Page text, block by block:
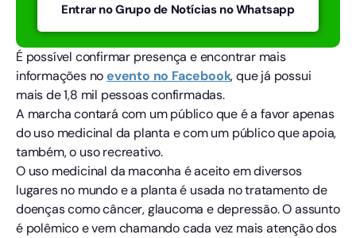
Entrar no Grupo de Notícias no Whatsapp
É possível confirmar presença e encontrar mais
informações noevento no Facebook, que já possui
mais de 1,8 mil pessoas confirmadas.
A marcha contará com um público que é a favor apenas
do uso medicinal da planta e com um público que apoia,
também, o uso recreativo.
O uso medicinal da maconha é aceito em diversos
lugares no mundo e a planta é usada no tratamento de
doenças como câncer, glaucoma e depressão. O assunto
é polêmico e vem chamando cada vez mais atenção dos